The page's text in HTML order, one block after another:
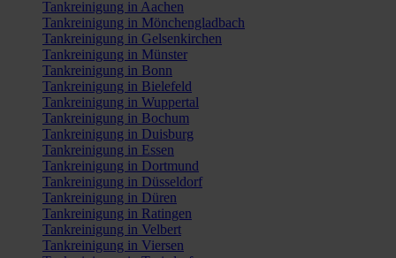
Tankreinigung in Aachen
Tankreinigung in Mönchengladbach
Tankreinigung in Gelsenkirchen
Tankreinigung in Münster
Tankreinigung in Bonn
Tankreinigung in Bielefeld
Tankreinigung in Wuppertal
Tankreinigung in Bochum
Tankreinigung in Duisburg
Tankreinigung in Essen
Tankreinigung in Dortmund
Tankreinigung in Düsseldorf
Tankreinigung in Düren
Tankreinigung in Ratingen
Tankreinigung in Velbert
Tankreinigung in Viersen